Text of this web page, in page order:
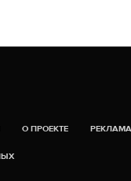
О ПРОЕКТЕ РЕКЛАМА